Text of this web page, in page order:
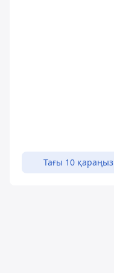
Тағы 10 қараңыз